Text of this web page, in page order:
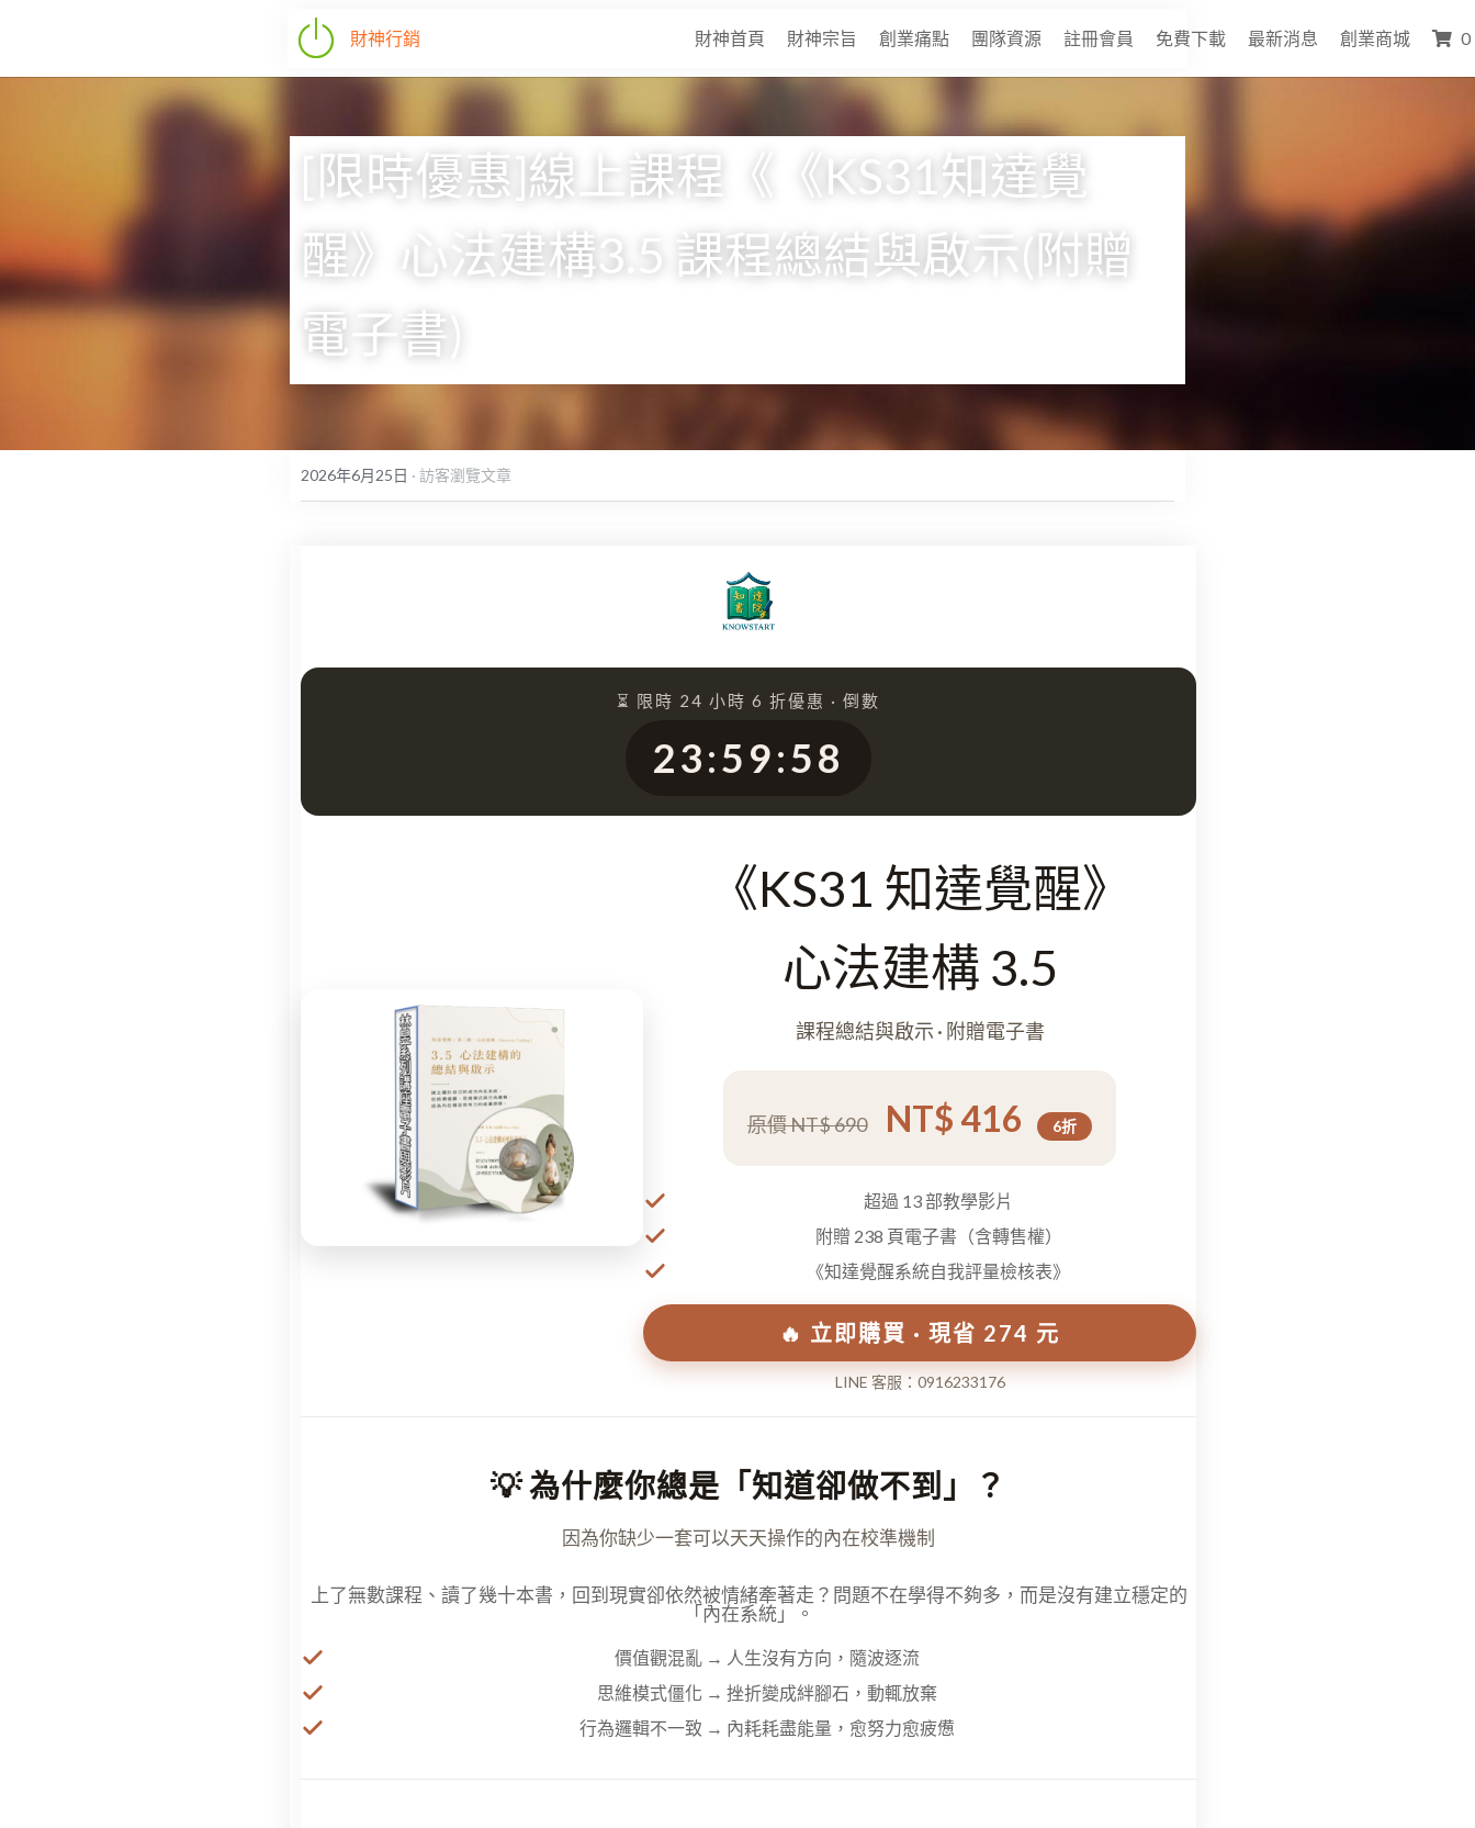
財神行銷 財神首頁 財神宗旨 創業痛點 團隊資源 註冊會員 免費下載 最新消息 創業商城 0
[限時優惠]線上課程《《KS31知達覺
醒》心法建構3.5 課程總結與啟示(附贈
電子書)
2026年6月25日 · 訪客瀏覽文章
⏳ 限時 24 小時 6 折優惠 · 倒數
23:59:56
《KS31 知達覺醒》
心法建構 3.5
課程總結與啟示 · 附贈電子書
原價 NT$ 690 NT$ 416 6折
超過 13 部教學影片
附贈 238 頁電子書（含轉售權）
《知達覺醒系統自我評量檢核表》
🔥 立即購買 · 現省 274 元
LINE 客服：0916233176
💡 為什麼你總是「知道卻做不到」？
因為你缺少一套可以天天操作的內在校準機制
上了無數課程、讀了幾十本書，回到現實卻依然被情緒牽著走？問題不在學得不夠多，而是沒有建立穩定的
「內在系統」
。
價值觀混亂 → 人生沒有方向，隨波逐流
思維模式僵化 → 挫折變成絆腳石，動輒放棄
行為邏輯不一致 → 內耗耗盡能量，愈努力愈疲憊